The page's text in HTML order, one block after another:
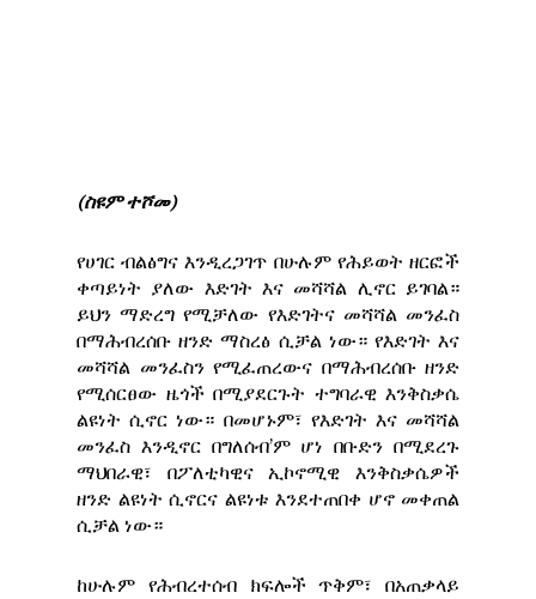
(ስዩም ተሾመ)
የሀገር ብልፅግና እንዲረጋገጥ በሁሉም የሕይወት ዘርፎች
ቀጣይነት ያለው እድገት እና መሻሻል ሊኖር ይገባል።
ይህን ማድረግ የሚቻለው የእድገትና መሻሻል መንፈስ
በማሕብረሰቡ ዘንድ ማስረፅ ሲቻል ነው። የእድገት እና
መሻሻል መንፈስን የሚፈጠረውና በማሕብረሰቡ ዘንድ
የሚሰርፀው ዜጎች በሚያደርጉት ተግባራዊ እንቅስቃሴ
ልዩነት ሲኖር ነው። በመሆኑም፣ የእድገት እና መሻሻል
መንፈስ እንዲኖር በግለሰብ’ም ሆነ በቡድን በሚደረጉ
ማህበራዊ፣ በፖለቲካዊና ኢኮኖሚዊ እንቅስቃሴዎች
ዘንድ ልዩነት ሲኖርና ልዩነቱ እንደተጠበቀ ሆኖ መቀጠል
ሲቻል ነው።
ከሁሉም የሕብረተሰብ ክፍሎች ጥቅም፣ በአጠቃላይ